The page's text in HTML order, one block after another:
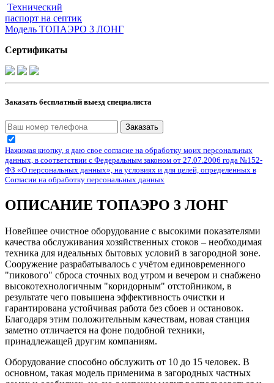
Технический
паспорт на септик
Модель ТОПАЭРО 3 ЛОНГ
Cертификаты
Заказать бесплатный выезд специалиста
Заказать
Нажимая кнопку, я даю свое согласие на обработку моих персональных
данных, в соответствии с Федеральным законом от 27.07.2006 года №152-
ФЗ «О персональных данных», на условиях и для целей, определенных в
Согласии на обработку персональных данных
ОПИСАНИЕ ТОПАЭРО 3 ЛОНГ
Новейшее очистное оборудование с высокими показателями
качества обслуживания хозяйственных стоков – необходимая
техника для идеальных бытовых условий в загородной зоне.
Сооружение разрабатывалось с учётом единовременного
"пикового" сброса сточных вод утром и вечером и снабжено
высокотехнологичным "коридорным" отстойником, в
результате чего повышена эффективность очистки и
гарантирована устойчивая работа без сбоев и остановок.
Благодаря этим положительным качествам, новая станция
заметно отличается на фоне подобной техники,
принадлежащей другим компаниям.
Оборудование способно обслужить от 10 до 15 человек. В
основном, такая модель применима в загородных частных